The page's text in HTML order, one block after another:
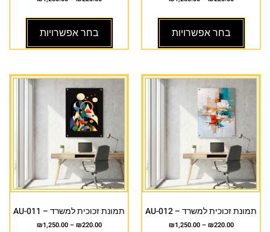
בחר אפשרויות בחר אפשרויות
תמונת זכוכית למשרד – AU-012
₪220.00
–
₪1,250.00
תמונת זכוכית למשרד – AU-011
₪220.00
–
₪1,250.00